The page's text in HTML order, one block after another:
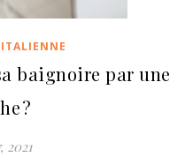
baignoire par une
?
2021